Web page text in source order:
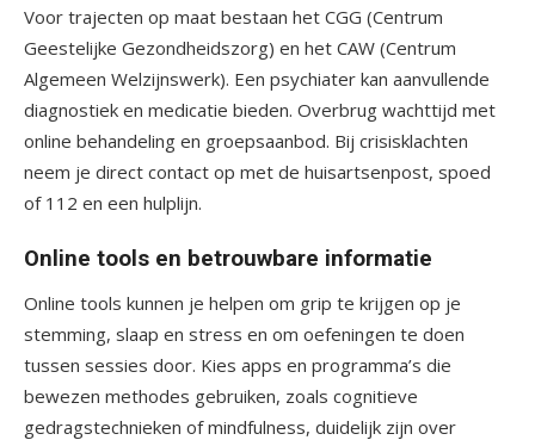
Voor trajecten op maat bestaan het CGG (Centrum
Geestelijke Gezondheidszorg) en het CAW (Centrum
Algemeen Welzijnswerk). Een psychiater kan aanvullende
diagnostiek en medicatie bieden. Overbrug wachttijd met
online behandeling en groepsaanbod. Bij crisisklachten
neem je direct contact op met de huisartsenpost, spoed
of 112 en een hulplijn.
Online tools en betrouwbare informatie
Online tools kunnen je helpen om grip te krijgen op je
stemming, slaap en stress en om oefeningen te doen
tussen sessies door. Kies apps en programma’s die
bewezen methodes gebruiken, zoals cognitieve
gedragstechnieken of mindfulness, duidelijk zijn over